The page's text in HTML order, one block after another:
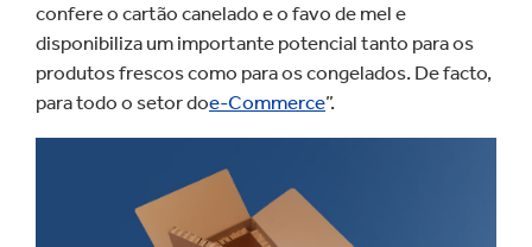
confere o cartão canelado e o favo de mel e
disponibiliza um importante potencial tanto para os
produtos frescos como para os congelados. De facto,
para todo o setor doe-Commerce”.